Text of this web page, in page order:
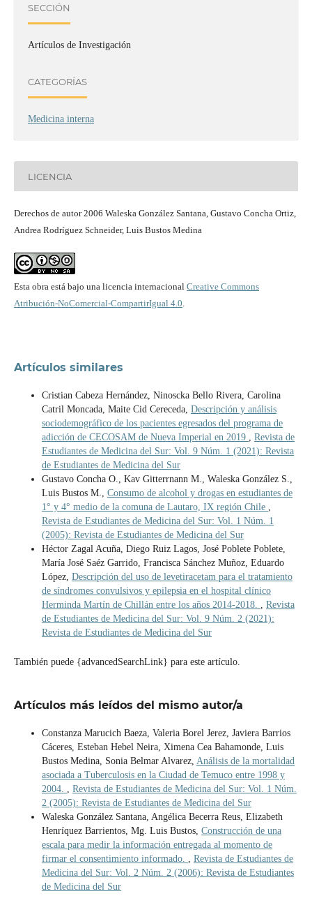
SECCIÓN
Artículos de Investigación
CATEGORÍAS
Medicina interna
LICENCIA
Derechos de autor 2006 Waleska González Santana, Gustavo Concha Ortiz,
Andrea Rodríguez Schneider, Luis Bustos Medina
Esta obra está bajo una licencia internacional Creative Commons
Atribución-NoComercial-CompartirIgual 4.0.
Artículos similares
Cristian Cabeza Hernández, Ninoscka Bello Rivera, Carolina
Catril Moncada, Maite Cid Cereceda, Descripción y análisis
sociodemográfico de los pacientes egresados del programa de
adicción de CECOSAM de Nueva Imperial en 2019 , Revista de
Estudiantes de Medicina del Sur: Vol. 9 Núm. 1 (2021): Revista
de Estudiantes de Medicina del Sur
Gustavo Concha O., Kav Gitterrnann M., Waleska González S.,
Luis Bustos M., Consumo de alcohol y drogas en estudiantes de
1° y 4° medio de la comuna de Lautaro, IX región Chile ,
Revista de Estudiantes de Medicina del Sur: Vol. 1 Núm. 1
(2005): Revista de Estudiantes de Medicina del Sur
Héctor Zagal Acuña, Diego Ruiz Lagos, José Poblete Poblete,
María José Saéz Garrido, Francisca Sánchez Muñoz, Eduardo
López, Descripción del uso de levetiracetam para el tratamiento
de síndromes convulsivos y epilepsia en el hospital clínico
Herminda Martín de Chillán entre los años 2014-2018. , Revista
de Estudiantes de Medicina del Sur: Vol. 9 Núm. 2 (2021):
Revista de Estudiantes de Medicina del Sur
También puede {advancedSearchLink} para este artículo.
Artículos más leídos del mismo autor/a
Constanza Marucich Baeza, Valeria Borel Jerez, Javiera Barrios
Cáceres, Esteban Hebel Neira, Ximena Cea Bahamonde, Luis
Bustos Medina, Sonia Belmar Alvarez, Análisis de la mortalidad
asociada a Tuberculosis en la Ciudad de Temuco entre 1998 y
2004. , Revista de Estudiantes de Medicina del Sur: Vol. 1 Núm.
2 (2005): Revista de Estudiantes de Medicina del Sur
Waleska González Santana, Angélica Becerra Reus, Elizabeth
Henríquez Barrientos, Mg. Luis Bustos, Construcción de una
escala para medir la información entregada al momento de
firmar el consentimiento informado. , Revista de Estudiantes de
Medicina del Sur: Vol. 2 Núm. 2 (2006): Revista de Estudiantes
de Medicina del Sur